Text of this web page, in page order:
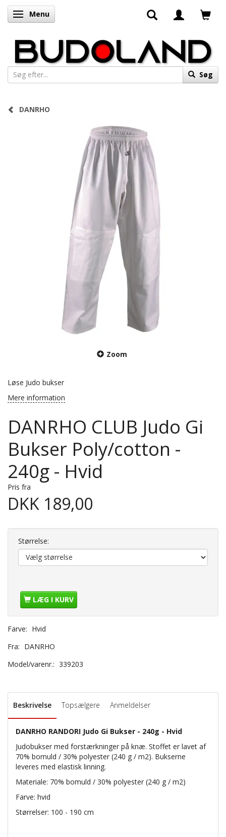
Skifte navigation
Menu
Søg
DANRHO
Zoom
Løse Judo bukser
Mere information
DANRHO CLUB Judo Gi
Bukser Poly/cotton -
240g - Hvid
Pris fra
DKK 189,00
Størrelse:
LÆG I KURV
Farve: Hvid
Fra: DANRHO
Model/varenr.: 339203
Beskrivelse Topsælgere Anmeldelser
DANRHO RANDORI Judo Gi Bukser - 240g - Hvid
Judobukser med forstærkninger på knæ. Stoffet er lavet af
70% bomuld / 30% polyester (240 g / m2). Bukserne
leveres med elastisk linning.
Materiale: 70% bomuld / 30% polyester (240 g / m2)
Farve: hvid
Størrelser: 100 - 190 cm